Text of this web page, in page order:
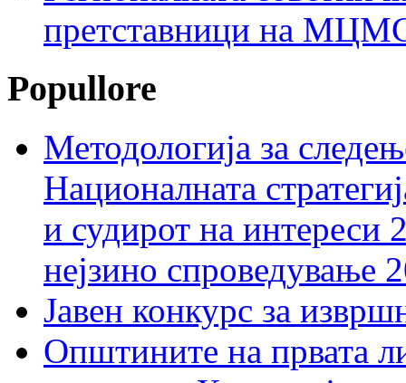
претставници на МЦМС
Popullore
Методологија за
Националната
и судирот на интереси
нејзино спроведување
Јавен конкурс за
Општините на првата